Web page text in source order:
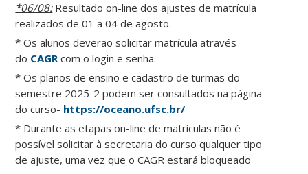
*06/08:Resultado on-line dos ajustes de matrícula
realizados de 01 a 04 de agosto.
* Os alunos deverão solicitar matrícula através
do CAGRcom o login e senha.
* Os planos de ensino e cadastro de turmas do
semestre 2025-2 podem ser consultados na página
do curso- https://oceano.ufsc.br/
* Durante as etapas on-line de matrículas não é
possível solicitar à secretaria do curso qualquer tipo
de ajuste, uma vez que o CAGR estará bloqueado